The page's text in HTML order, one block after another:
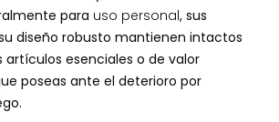
para uso personal, sus
diseño robusto mantienen intactos
artículos esenciales o de valor
poseas ante el deterioro por